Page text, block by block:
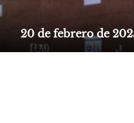
20 de febrero de